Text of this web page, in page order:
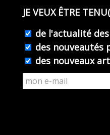
JE VEUX ÊTRE
de l'actualité
des nouveautés
des nouveaux